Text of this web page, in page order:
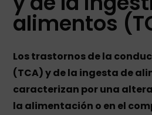
alimentos
Los trastornos de la
(TCA) y de la ingesta de
caracterizan por una
la alimentación o en el